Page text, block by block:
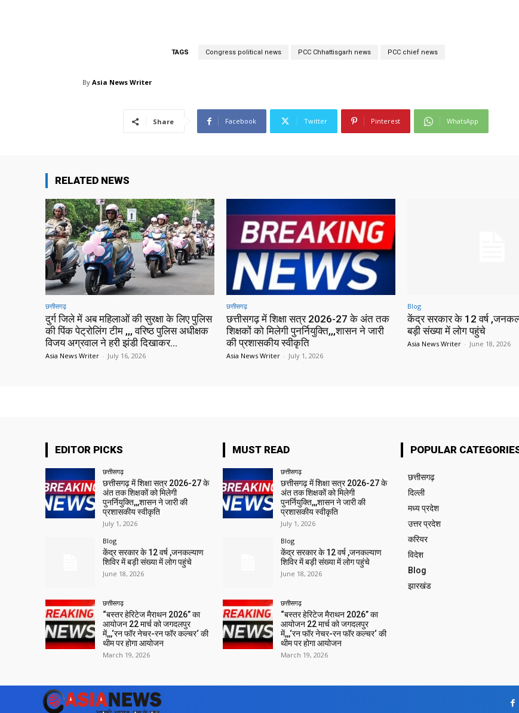
TAGS Congress political news PCC Chhattisgarh news PCC chief news
By Asia News Writer
Share Facebook Twitter Pinterest WhatsApp
RELATED NEWS
छत्तीसगढ़
दुर्ग जिले में अब महिलाओं की सुरक्षा के लिए पुलिस
की पिंक पेट्रोलिंग टीम ,,, वरिष्ठ पुलिस अधीक्षक
विजय अग्रवाल ने हरी झंडी दिखाकर...
Asia News Writer - July 16, 2026
छत्तीसगढ़
छत्तीसगढ़ में शिक्षा सत्र 2026-27 के अंत तक
शिक्षकों को मिलेगी पुनर्नियुक्ति,,,शासन ने जारी
की प्रशासकीय स्वीकृति
Asia News Writer - July 1, 2026
Blog
केंद्र सरकार के 12 वर्ष
बड़ी संख्या में लोग पहुंचे
Asia News Writer - June 18, 2026
EDITOR PICKS
छत्तीसगढ़
छत्तीसगढ़ में शिक्षा सत्र 2026-27 के
अंत तक शिक्षकों को मिलेगी
पुनर्नियुक्ति,,,शासन ने जारी की
प्रशासकीय स्वीकृति
July 1, 2026
Blog
केंद्र सरकार के 12 वर्ष ,जनकल्याण
शिविर में बड़ी संख्या में लोग पहुंचे
June 18, 2026
छत्तीसगढ़
“बस्तर हेरिटेज मैराथन 2026” का
आयोजन 22 मार्च को जगदलपुर
में,,,‘रन फॉर नेचर-रन फॉर कल्चर‘ की
थीम पर होगा आयोजन
March 19, 2026
MUST READ
छत्तीसगढ़
छत्तीसगढ़ में शिक्षा सत्र 2026-27 के
अंत तक शिक्षकों को मिलेगी
पुनर्नियुक्ति,,,शासन ने जारी की
प्रशासकीय स्वीकृति
July 1, 2026
Blog
केंद्र सरकार के 12 वर्ष ,जनकल्याण
शिविर में बड़ी संख्या में लोग पहुंचे
June 18, 2026
छत्तीसगढ़
“बस्तर हेरिटेज मैराथन 2026” का
आयोजन 22 मार्च को जगदलपुर
में,,,‘रन फॉर नेचर-रन फॉर कल्चर‘ की
थीम पर होगा आयोजन
March 19, 2026
POPULAR
छत्तीसगढ़
दिल्ली
मध्य प्रदेश
उत्तर प्रदेश
करियर
विदेश
Blog
झारखंड